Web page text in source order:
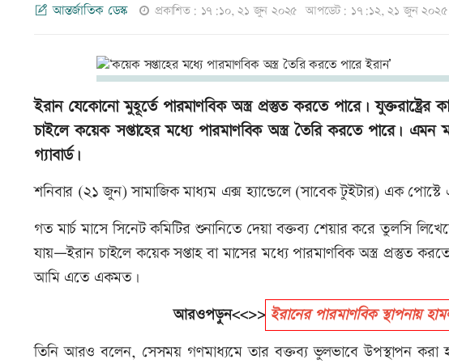
আন্তর্জাতিক ডেস্ক প্রকাশিত: ১৭:১০, ২১ জুন ২০২৫ আপডেট: ১৭:১২, ২১ জুন ২০২৫
ইরান যেকোনো মুহূর্তে পারমাণবিক অস্ত্র প্রস্তুত করতে পারে।
চাইলে কয়েক সপ্তাহের মধ্যে পারমাণবিক অস্ত্র তৈরি করতে পারে। এমন
গ্যাবার্ড।
শনিবার (২১ জুন) সামাজিক মাধ্যম এক্স হ্যান্ডেলে (সাবেক টুইটার) এক পোস্টে
গত মার্চ মাসে সিনেট কমিটির শুনানিতে দেয়া বক্তব্য শেয়ার করে তুলসি
যায়—ইরান চাইলে কয়েক সপ্তাহ বা মাসের মধ্যে পারমাণবিক অস্ত্র প্রস্তুত
আমি এতে একমত।
আরওপড়ুন<<>> ইরানের পারমাণবিক স্থাপনায়
তিনি আরও বলেন, সেসময় গণমাধ্যমে তার বক্তব্য ভুলভাবে উপস্থাপন করা